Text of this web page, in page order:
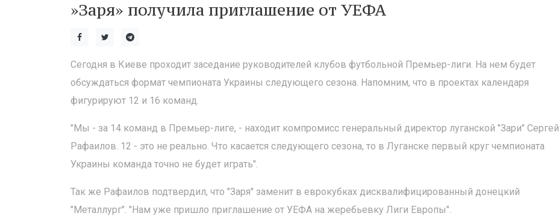
»Заря» получила приглашение от УЕФА
Сегодня в Киеве проходит заседание руководителей клубов футбольной Премьер-лиги. На нем будет
обсуждаться формат чемпионата Украины следующего сезона. Напомним, что в проектах календаря
фигурируют 12 и 16 команд.
"Мы - за 14 команд в Премьер-лиге, - находит компромисс генеральный директор луганской "Зари" Сергей
Рафаилов. 12 - это не реально. Что касается следующего сезона, то в Луганске первый круг чемпионата
Украины команда точно не будет играть".
Так же Рафаилов подтвердил, что "Заря" заменит в еврокубках дисквалифицированный донецкий
"Металлург". "Нам уже пришло приглашение от УЕФА на жеребьевку Лиги Европы".